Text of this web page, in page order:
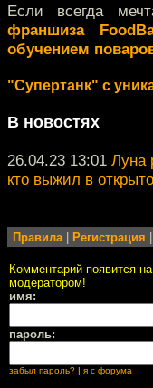
Если всегда
франшиза
обучением
"Супертанк" с
В новостях
26.04.23 13:01 Луна
кто выжил в
Правила| Регистрация
Комментарий появится
модератором!
имя:
пароль:
забыл пароль? я с форума